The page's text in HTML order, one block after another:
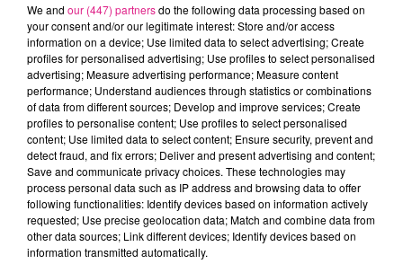
21 septembre 20h au lundi 23 septembre
6h00.
La semaine dernière, cette coupure avait
entraîné de gros bouchons sur le réseau
secondaire.
FIL ACTUS
12h06
Metz : une distribution de lunette gratuite pour voir l’éclipse
We and our (447) partnersdo the following data processing based on
your consent and/or our legitimate interest: Store and/or access
information on a device; Use limited data to select advertising; Create
profiles for personalised advertising; Use profiles to select personalised
advertising; Measure advertising performance; Measure content
performance; Understand audiences through statistics or combinations
of data from different sources; Develop and improve services; Create
profiles to personalise content; Use profiles to select personalised
content; Use limited data to select content; Ensure security, prevent and
detect fraud, and fix errors; Deliver and present advertising and content;
Save and communicate privacy choices. These technologies may
process personal data such as IP address and browsing data to offer
following functionalities: Identify devices based on information actively
requested; Use precise geolocation data; Match and combine data from
other data sources; Link different devices; Identify devices based on
information transmitted automatically.